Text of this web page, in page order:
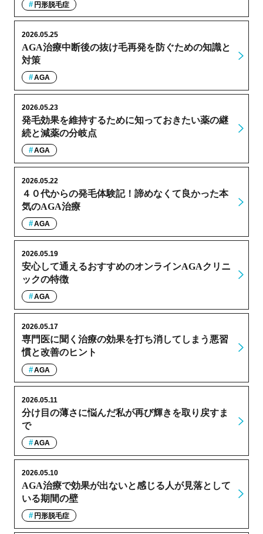
円形脱毛症
AGA治療中断後の抜け毛再発を防ぐための知識と
対策
2026.05.25
AGA
発毛効果を維持するために知っておきたい薬の継
続と減薬の分岐点
2026.05.23
AGA
４０代からの発毛体験記！諦めなくて良かった本
気のAGA治療
2026.05.22
AGA
安心して通えるおすすめのオンラインAGAクリニ
ックの特徴
2026.05.19
AGA
専門医に聞く治療の効果を打ち消してしまう悪習
慣と改善のヒント
2026.05.17
AGA
分け目の薄さに悩んだ私が再び輝きを取り戻すま
で
2026.05.11
AGA
AGA治療で効果が出ないと感じる人が見落として
いる期間の壁
2026.05.10
円形脱毛症